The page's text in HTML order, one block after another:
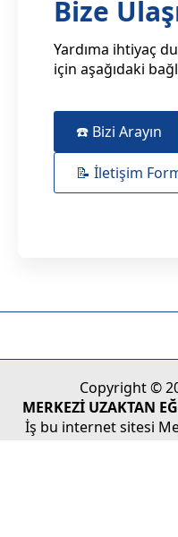
Bize
Yardıma ihtiyaç
için aşağıdaki
☎️ Bizi Arayın
📝 İletişim
Copyright ©
MERKEZİ UZAKTAN
İş bu internet sitesi